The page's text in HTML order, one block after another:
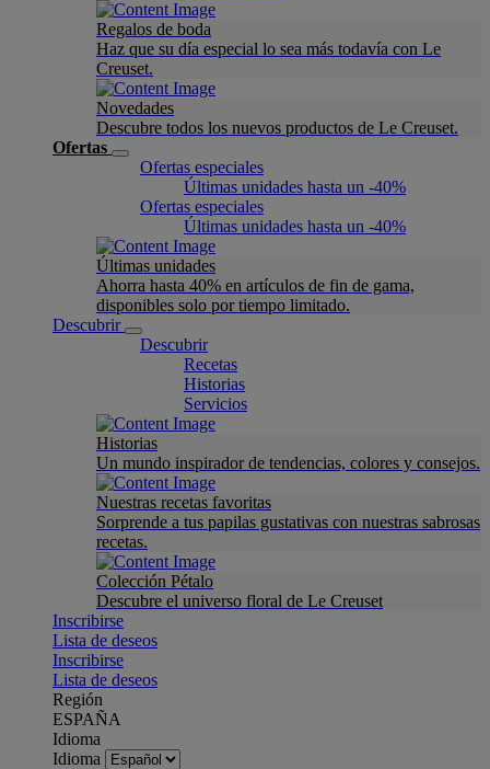
Regalos de boda
Haz que su día especial lo sea más todavía con Le
Creuset.
Novedades
Descubre todos los nuevos productos de Le Creuset.
Ofertas
Ofertas especiales
Últimas unidades hasta un -40%
Ofertas especiales
Últimas unidades hasta un -40%
Últimas unidades
Ahorra hasta 40% en artículos de fin de gama,
disponibles solo por tiempo limitado.
Descubrir
Descubrir
Recetas
Historias
Servicios
Historias
Un mundo inspirador de tendencias, colores y consejos.
Nuestras recetas favoritas
Sorprende a tus papilas gustativas con nuestras sabrosas
recetas.
Colección Pétalo
Descubre el universo floral de Le Creuset
Inscribirse
Lista de deseos
Inscribirse
Lista de deseos
Región
ESPAÑA
Idioma
Idioma